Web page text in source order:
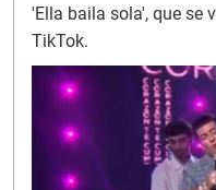
'Ella baila sola', que se
TikTok.